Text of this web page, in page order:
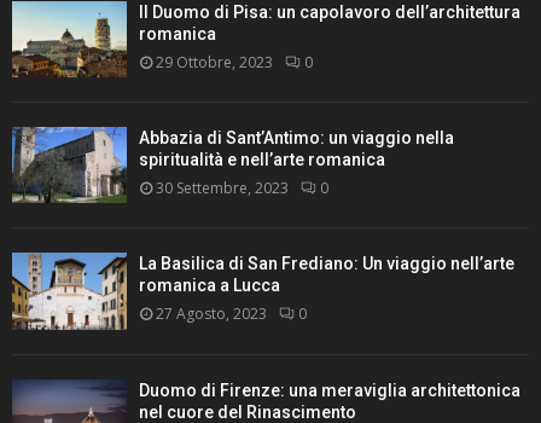
Il Duomo di Pisa: un capolavoro dell’architettura
romanica
29 Ottobre, 2023 0
Abbazia di Sant’Antimo: un viaggio nella
spiritualità e nell’arte romanica
30 Settembre, 2023 0
La Basilica di San Frediano: Un viaggio nell’arte
romanica a Lucca
27 Agosto, 2023 0
Duomo di Firenze: una meraviglia architettonica
nel cuore del Rinascimento